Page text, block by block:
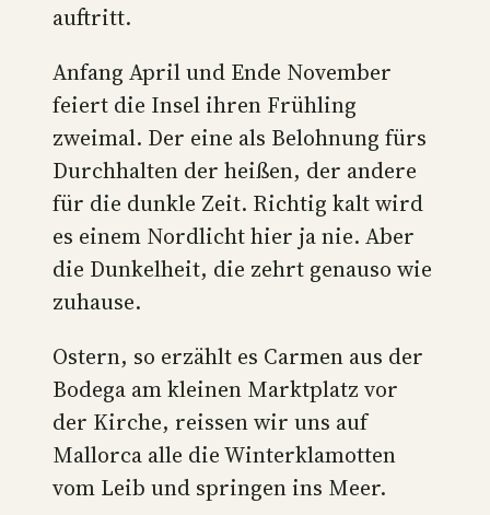
auftritt.
Anfang April und Ende November
feiert die Insel ihren Frühling
zweimal. Der eine als Belohnung fürs
Durchhalten der heißen, der andere
für die dunkle Zeit. Richtig kalt wird
es einem Nordlicht hier ja nie. Aber
die Dunkelheit, die zehrt genauso wie
zuhause.
Ostern, so erzählt es Carmen aus der
Bodega am kleinen Marktplatz vor
der Kirche, reissen wir uns auf
Mallorca alle die Winterklamotten
vom Leib und springen ins Meer.